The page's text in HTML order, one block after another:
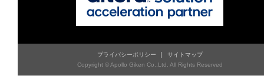
プライバシーポリシー
サイトマップ
Copyright © Apollo Giken Co.,Ltd. All Rights Reserved